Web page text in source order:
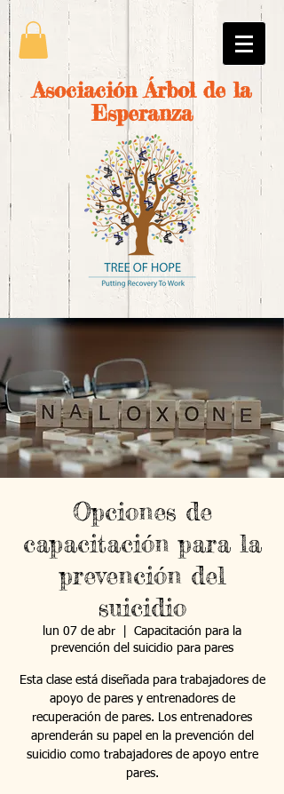
Asociación Árbol de la
Esperanza
Opciones de
capacitación para la
prevención del
suicidio
lun 07 de abr
Capacitación para la
prevención del suicidio para pares
Esta clase está diseñada para trabajadores de
apoyo de pares y entrenadores de
recuperación de pares. Los entrenadores
aprenderán su papel en la prevención del
suicidio como trabajadores de apoyo entre
pares.